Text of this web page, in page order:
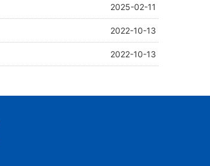
2025-02-11
2022-10-13
2022-10-13